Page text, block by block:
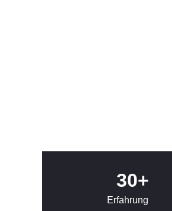
30+
Erfahrung